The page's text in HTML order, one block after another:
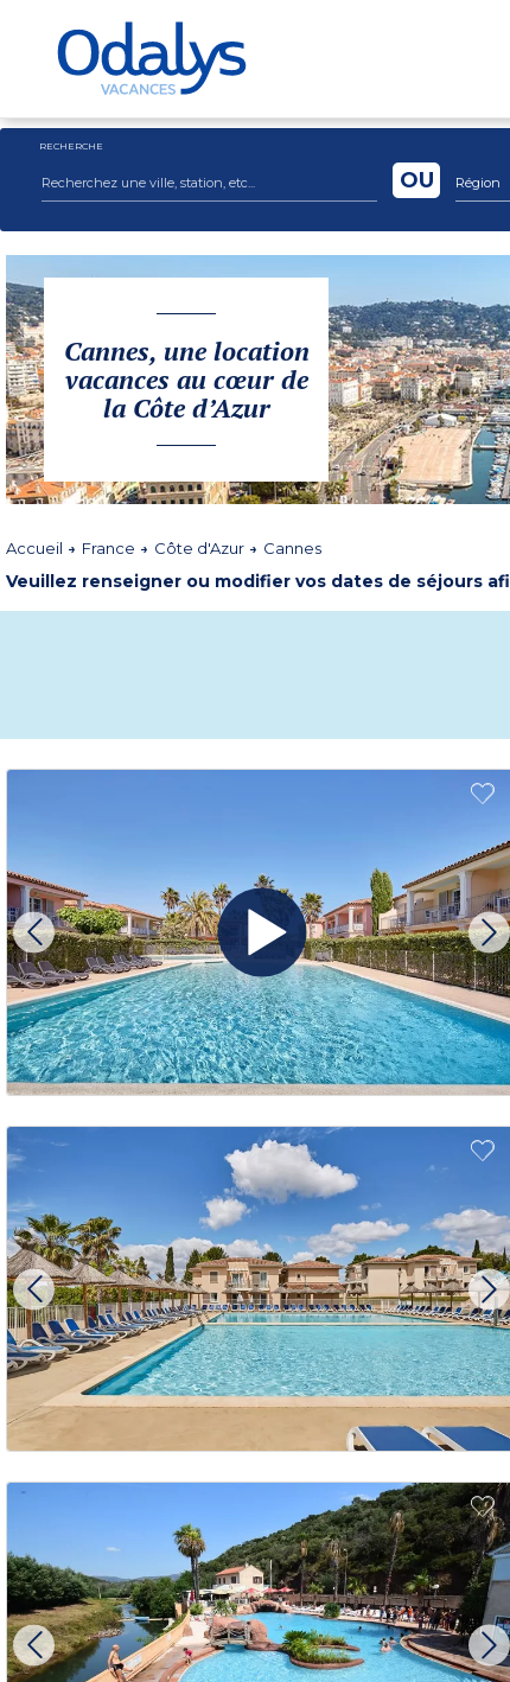
RECHERCHE
Région
OU
Cannes, une location
vacances au cœur de
la Côte d’Azur
Accueil
France Côte d'Azur Cannes
Veuillez renseigner ou modifier vos dates de séjours